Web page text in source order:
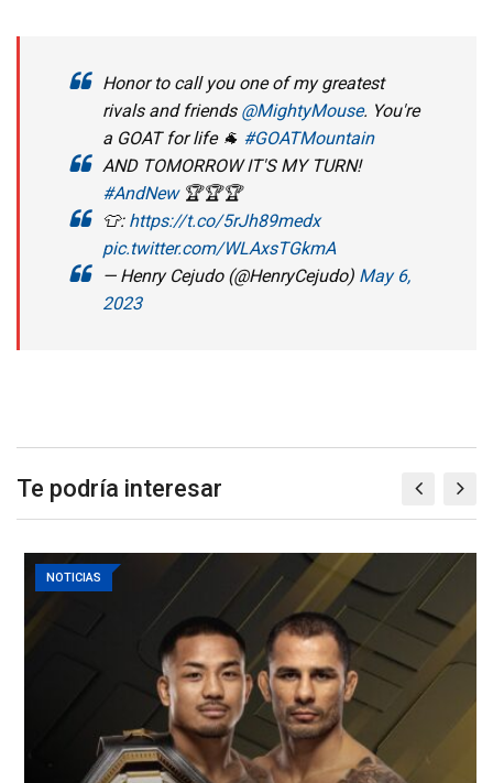
Honor to call you one of my greatest
rivals and friends @MightyMouse. You're
a GOAT for life 🐐 #GOATMountain
AND TOMORROW IT'S MY TURN!
#AndNew🏆🏆🏆
👕: https://t.co/5rJh89medx
pic.twitter.com/WLAxsTGkmA
— Henry Cejudo (@HenryCejudo) May 6,
2023
Te podría interesar
NOTICIAS